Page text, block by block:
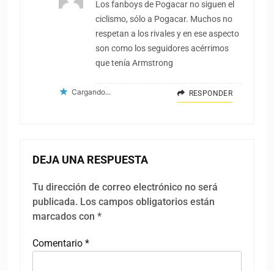
Los fanboys de Pogacar no siguen el
ciclismo, sólo a Pogacar. Muchos no
respetan a los rivales y en ese aspecto
son como los seguidores acérrimos
que tenía Armstrong
Cargando... RESPONDER
DEJA UNA RESPUESTA
Tu dirección de correo electrónico no será
publicada. Los campos obligatorios están
marcados con *
Comentario *